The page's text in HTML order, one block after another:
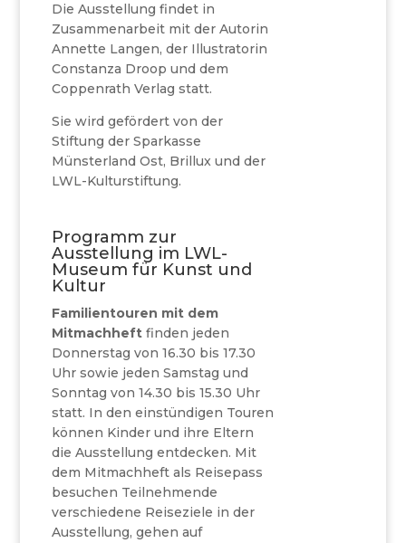
Die Ausstellung findet in
Zusammenarbeit mit der Autorin
Annette Langen, der Illustratorin
Constanza Droop und dem
Coppenrath Verlag statt.
Sie wird gefördert von der
Stiftung der Sparkasse
Münsterland Ost, Brillux und der
LWL-Kulturstiftung.
Programm zur
Ausstellung im LWL-
Museum für Kunst und
Kultur
Familientouren mit dem
Mitmachheft finden jeden
Donnerstag von 16.30 bis 17.30
Uhr sowie jeden Samstag und
Sonntag von 14.30 bis 15.30 Uhr
statt. In den einstündigen Touren
können Kinder und ihre Eltern
die Ausstellung entdecken. Mit
dem Mitmachheft als Reisepass
besuchen Teilnehmende
verschiedene Reiseziele in der
Ausstellung, gehen auf